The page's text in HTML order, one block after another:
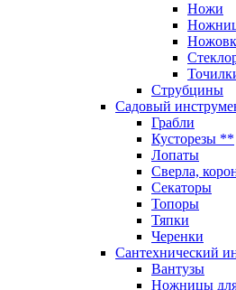
Ножи
Струбцины
Садовый
Грабли
Кусторезы **
Лопаты
Сверла,
Секаторы
Топоры
Тяпки
Черенки
Сантехнический
Вантузы
Ножницы